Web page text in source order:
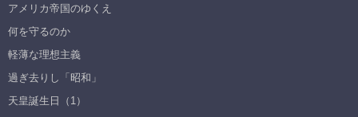
アメリカ帝国のゆくえ
何を守るのか
軽薄な理想主義
過ぎ去りし「昭和」
天皇誕生日（1）